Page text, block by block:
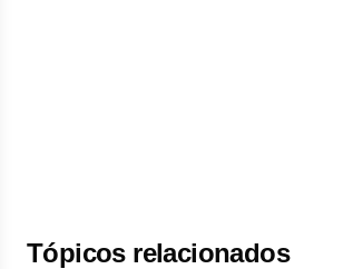
Tópicos relacionados